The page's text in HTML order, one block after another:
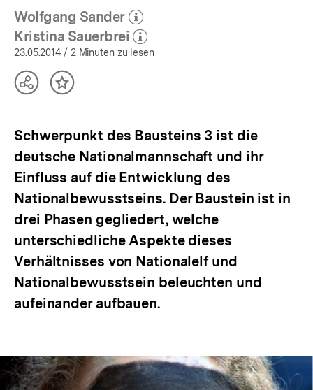
Wolfgang Sander
(Mehr zum Autor)
öffnen
Kristina Sauerbrei
(Mehr zum Autor)
öffnen
23.05.2014 / 2 Minuten zu lesen
TeilenInhalt
Schwerpunkt des Bausteins 3 ist die
deutsche Nationalmannschaft und ihr
Einfluss auf die Entwicklung des
Nationalbewusstseins. Der Baustein ist in
drei Phasen gegliedert, welche
unterschiedliche Aspekte dieses
Verhältnisses von Nationalelf und
Nationalbewusstsein beleuchten und
aufeinander aufbauen.